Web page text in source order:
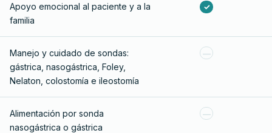
Apoyo emocional al paciente y a la
familia
✓
Manejo y cuidado de sondas:
gástrica, nasogástrica, Foley,
Nelaton, colostomía e ileostomía
—
Alimentación por sonda
nasogástrica o gástrica
—